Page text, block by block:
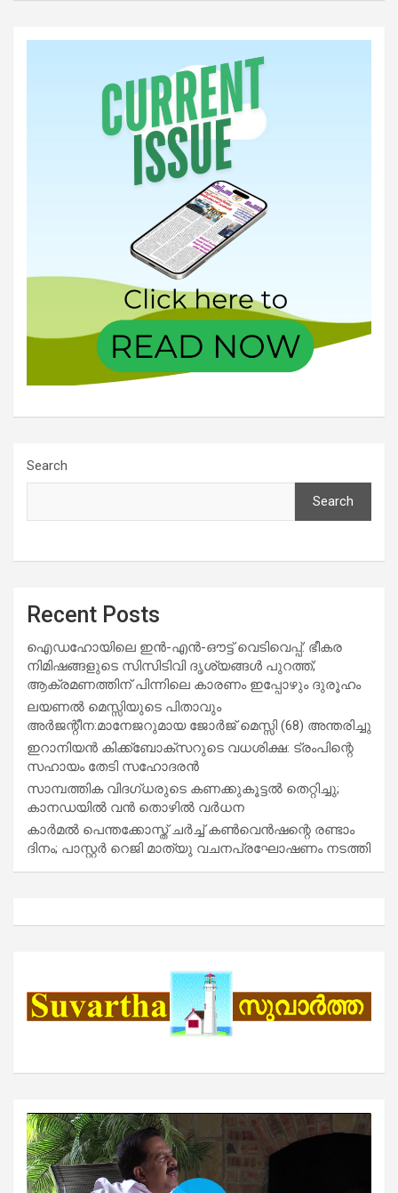
Search
Search
Recent Posts
ഐഡഹോയിലെ ഇൻ-എൻ-ഔട്ട് വെടിവെപ്പ്: ഭീകര
നിമിഷങ്ങളുടെ സിസിടിവി ദൃശ്യങ്ങൾ പുറത്ത്;
ആക്രമണത്തിന് പിന്നിലെ കാരണം ഇപ്പോഴും ദുരൂഹം
ലയണൽ മെസ്സിയുടെ പിതാവും
അർജന്റീന:മാനേജറുമായ ജോർജ് മെസ്സി (68) അന്തരിച്ചു
ഇറാനിയൻ കിക്ക്ബോക്സറുടെ വധശിക്ഷ: ട്രംപിന്റെ
സഹായം തേടി സഹോദരൻ
സാമ്പത്തിക വിദഗ്ധരുടെ കണക്കുകൂട്ടൽ തെറ്റിച്ചു;
കാനഡയിൽ വൻ തൊഴിൽ വർധന
കാർമൽ പെന്തക്കോസ്ത് ചർച്ച് കൺവെൻഷന്റെ രണ്ടാം
ദിനം; പാസ്റ്റർ റെജി മാത്യു വചനപ്രഘോഷണം നടത്തി